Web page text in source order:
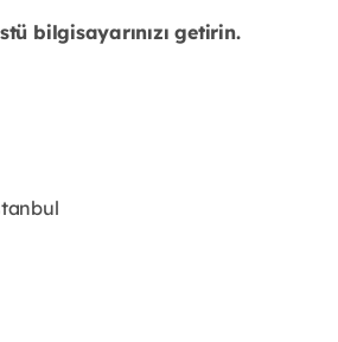
bilgisayarınızı getirin.